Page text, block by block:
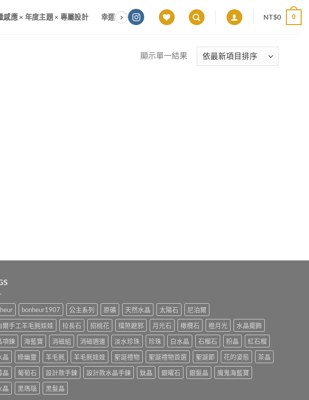
感應 × 年度主題 × 專屬設計 幸運色｜能量感應 × 色彩頻率 × 專屬設計 願望顯化｜意圖啟動
NT$0 0
顯示單一結果
bonheur1907 公主系列 原礦 天然水晶 太陽石
尼泊爾
爾手工羊毛氈娃娃
拉長石 招桃花 擋煞避邪 月光石 橄欖石 橙月光
水晶擺飾
項鍊
海藍寶 消磁組 消磁週邊 淡水珍珠 珍珠 白水晶 石榴石 粉晶
紅石榴
晶
綠幽靈 羊毛氈 羊毛氈娃娃 聖誕禮物 聖誕禮物首選 聖誕節 花的姿態
茶晶
晶
葡萄石 設計款手鍊 設計款水晶手鍊 鈦晶 銀曜石 銀髮晶
魔鬼海藍寶
晶
黑瑪瑙 黑髮晶